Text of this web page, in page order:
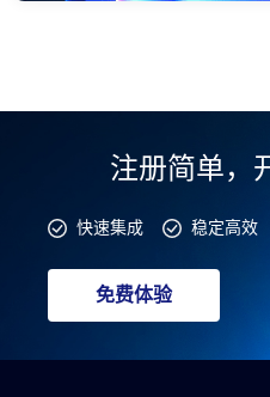
注册简单，
快速集成 稳定高效
免费体验